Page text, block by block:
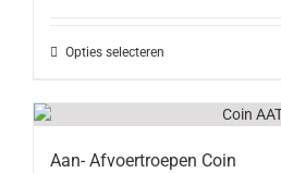
Opties selecteren
Aan- Afvoertroepen Coin